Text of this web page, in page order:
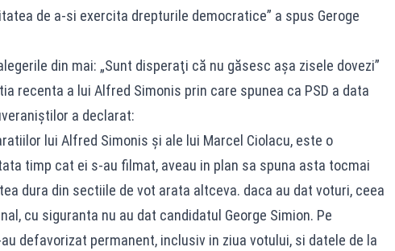
de a-si exercita drepturile democratice” a spus Geroge
din mai: „Sunt disperaţi că nu găsesc aşa zisele dovezi”
recenta a lui Alfred Simonis prin care spunea ca PSD a data
a declarat:
lui Alfred Simonis și ale lui Marcel Ciolacu, este o
timp cat ei s-au filmat, aveau in plan sa spuna asta tocmai
dura din sectiile de vot arata altceva. daca au dat voturi, ceea
cu siguranta nu au dat candidatul George Simion. Pe
defavorizat permanent, inclusiv in ziua votului, si datele de la